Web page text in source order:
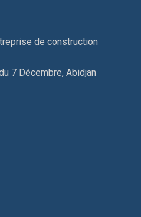
de construction
7 Décembre, Abidjan